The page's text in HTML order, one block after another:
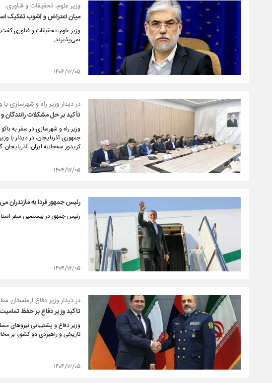
وزیر علوم، تحقیقات و فناوری:
میان اعتراض و آشوب تفکیک
وزیر علوم، تحقیقات و فناوری
نمی‌پذیرند.
۱۴۰۴/۱۲/۰۵
در دیدار وزیر راه و شهرسازی
تأکید بر حل مشکلات رانندگان
وزیر راه و شهرسازی در سفر به
جمهوری آذربایجان، در دیدار با
کریدور سه‌جانبه
۱۴۰۴/۱۲/۰۵
رئیس جمهور فردا به مازندران
رئیس جمهور در بیستمین سفر
۱۴۰۴/۱۲/۰۵
در دیدار وزیر دفاع ارمنستان
تاکید وزیر دفاع بر حفظ
وزیر دفاع و پشتیبانی نیروهای
تاریخی و راهبردی دو کشور، بر
۱۴۰۴/۱۲/۰۵